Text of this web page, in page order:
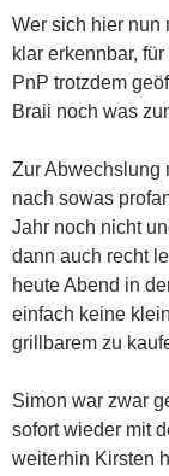
Wer sich hier nun
klar erkennbar,
PnP trotzdem
Braii noch was
Zur Abwechslung
nach sowas
Jahr noch nicht
dann auch recht
heute Abend in
einfach keine
grillbarem zu
Simon war zwar
sofort wieder mit
weiterhin Kirsten